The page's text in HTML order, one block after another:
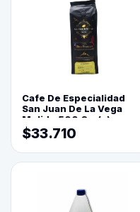
Cafe De Especialidad
San Juan De La Vega
Molido 500 Grs(=)
$33.710